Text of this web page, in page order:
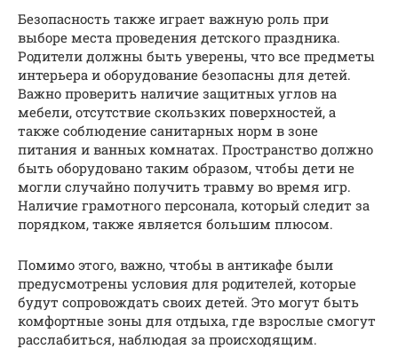
Безопасность также играет важную роль при
выборе места проведения детского праздника.
Родители должны быть уверены, что все предметы
интерьера и оборудование безопасны для детей.
Важно проверить наличие защитных углов на
мебели, отсутствие скользких поверхностей, а
также соблюдение санитарных норм в зоне
питания и ванных комнатах. Пространство должно
быть оборудовано таким образом, чтобы дети не
могли случайно получить травму во время игр.
Наличие грамотного персонала, который следит за
порядком, также является большим плюсом.
Помимо этого, важно, чтобы в антикафе были
предусмотрены условия для родителей, которые
будут сопровождать своих детей. Это могут быть
комфортные зоны для отдыха, где взрослые смогут
расслабиться, наблюдая за происходящим.